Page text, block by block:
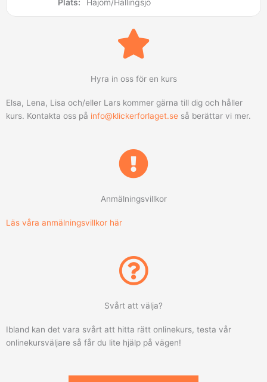
Hyra in oss för en kurs
Elsa, Lena, Lisa och/eller Lars kommer gärna till dig och håller
kurs. Kontakta oss på info@klickerforlaget.se så berättar vi mer.
Anmälningsvillkor
Läs våra anmälningsvillkor här
Svårt att välja?
Ibland kan det vara svårt att hitta rätt onlinekurs, testa vår
onlinekursväljare så får du lite hjälp på vägen!